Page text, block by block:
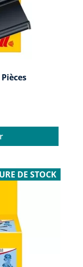
DE STOCK